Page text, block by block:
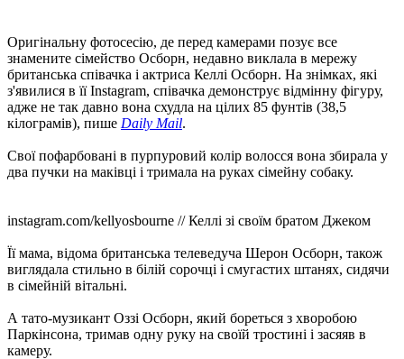
Оригінальну фотосесію, де перед камерами позує все
знамените сімейство Осборн, недавно виклала в мережу
британська співачка і актриса Келлі Осборн. На знімках, які
з'явилися в її Instagram, співачка демонструє відмінну фігуру,
адже не так давно вона схудла на цілих 85 фунтів (38,5
кілограмів), пише Daily Mail.
Свої пофарбовані в пурпуровий колір волосся вона збирала у
два пучки на маківці і тримала на руках сімейну собаку.
instagram.com/kellyosbourne // Келлі зі своїм братом Джеком
Її мама, відома британська телеведуча Шерон Осборн, також
виглядала стильно в білій сорочці і смугастих штанях, сидячи
в сімейній вітальні.
А тато-музикант Оззі Осборн, який бореться з хворобою
Паркінсона, тримав одну руку на своїй тростині і засяяв в
камеру.